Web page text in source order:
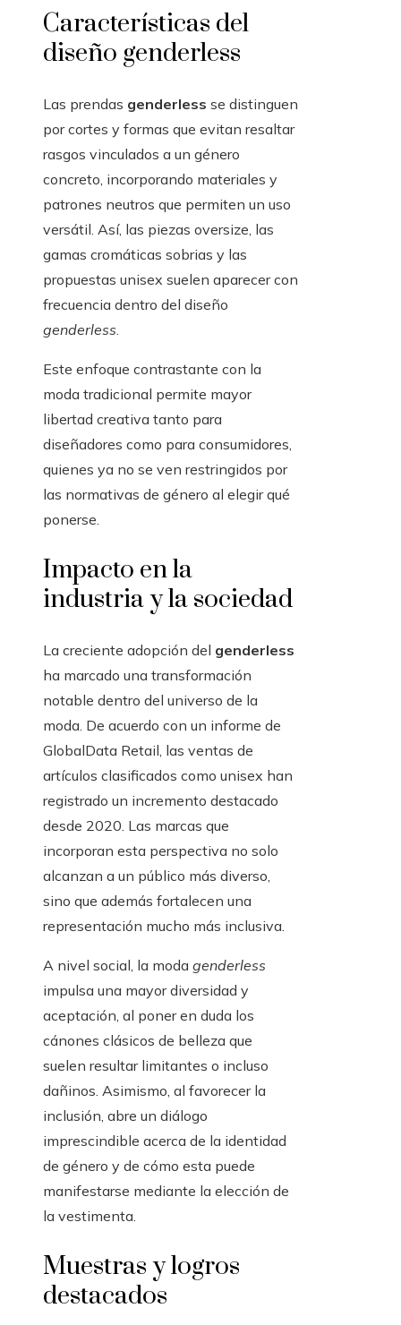
Características del
diseño genderless
Las prendas genderless se distinguen
por cortes y formas que evitan resaltar
rasgos vinculados a un género
concreto, incorporando materiales y
patrones neutros que permiten un uso
versátil. Así, las piezas oversize, las
gamas cromáticas sobrias y las
propuestas unisex suelen aparecer con
frecuencia dentro del diseño
genderless.
Este enfoque contrastante con la
moda tradicional permite mayor
libertad creativa tanto para
diseñadores como para consumidores,
quienes ya no se ven restringidos por
las normativas de género al elegir qué
ponerse.
Impacto en la
industria y la sociedad
La creciente adopción del genderless
ha marcado una transformación
notable dentro del universo de la
moda. De acuerdo con un informe de
GlobalData Retail, las ventas de
artículos clasificados como unisex han
registrado un incremento destacado
desde 2020. Las marcas que
incorporan esta perspectiva no solo
alcanzan a un público más diverso,
sino que además fortalecen una
representación mucho más inclusiva.
A nivel social, la moda genderless
impulsa una mayor diversidad y
aceptación, al poner en duda los
cánones clásicos de belleza que
suelen resultar limitantes o incluso
dañinos. Asimismo, al favorecer la
inclusión, abre un diálogo
imprescindible acerca de la identidad
de género y de cómo esta puede
manifestarse mediante la elección de
la vestimenta.
Muestras y logros
destacados